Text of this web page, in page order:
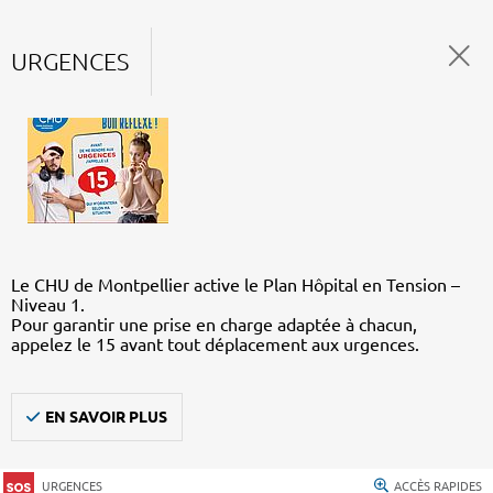
URGENCES
Le CHU de Montpellier active le Plan Hôpital en Tension –
Niveau 1.
Pour garantir une prise en charge adaptée à chacun,
appelez le 15 avant tout déplacement aux urgences.
EN SAVOIR PLUS
URGENCES ACCÈS RAPIDES